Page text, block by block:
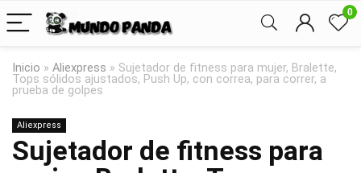
0
Inicio » Aliexpress » Sujetador de fitness para mujer, Bralette,
Tops sólidos ajustados, Push Up, con correa, para correr, a
prueba de golpes
Aliexpress
Sujetador de fitness para